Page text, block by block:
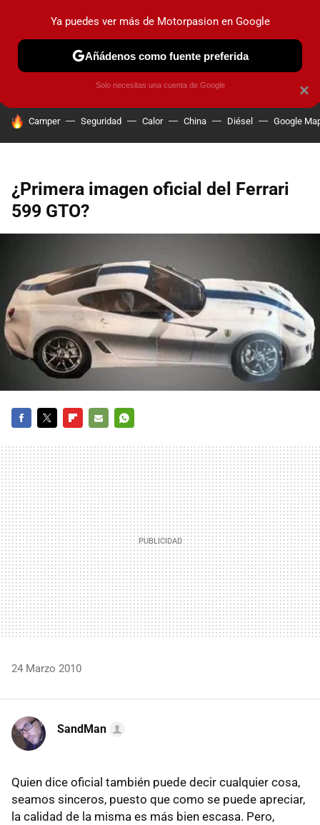
PRUEBAS COCHES ELÉCTRICOS OBSERVATORIO
HOY SE HABLA DE
Camper Seguridad Calor China Diésel Google
¿Primera imagen oficial del Ferrari
599 GTO?
MAIL
24 Marzo 2010
SandMan
Quien dice oficial también puede decir cualquier cosa,
seamos sinceros, puesto que como se puede apreciar,
la calidad de la misma es más bien escasa. Pero,
×
Ya puedes ver más de Motorpasion en Google
Añádenos como fuente preferida
Solo necesitas una cuenta de Google